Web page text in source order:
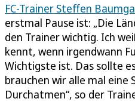
FC-Trainer Steffen
erstmal Pause ist: „Die
den Trainer wichtig. Ich
kennt, wenn irgendwann
Wichtigste ist. Das sollte
brauchen wir alle mal eine
Durchatmen“, so der